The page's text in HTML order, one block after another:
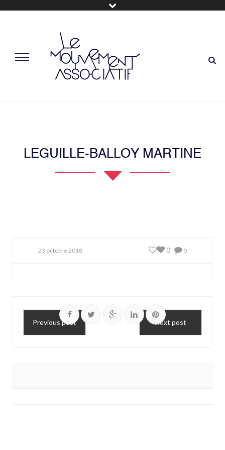
LEGUILLE-BALLOY MARTINE
23 octobre 2018 0
0
Previous post Next post